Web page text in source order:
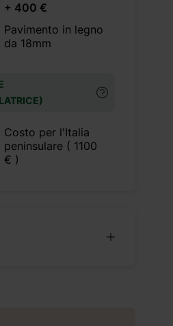
+ 400 €
Pavimento in legno
da 18mm
Costo per l'Italia
peninsulare ( 1100
€ )